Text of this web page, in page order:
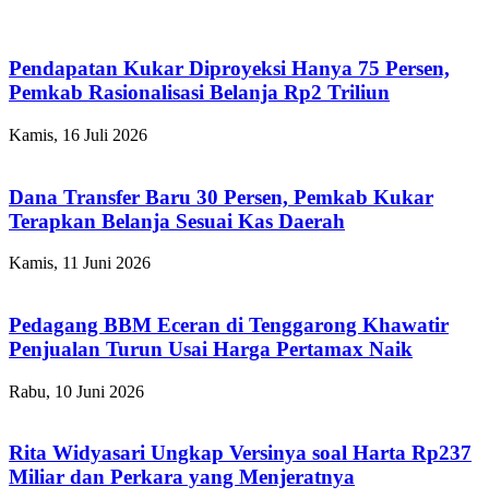
Pendapatan Kukar Diproyeksi Hanya 75 Persen,
Pemkab Rasionalisasi Belanja Rp2 Triliun
Kamis, 16 Juli 2026
Dana Transfer Baru 30 Persen, Pemkab Kukar
Terapkan Belanja Sesuai Kas Daerah
Kamis, 11 Juni 2026
Pedagang BBM Eceran di Tenggarong Khawatir
Penjualan Turun Usai Harga Pertamax Naik
Rabu, 10 Juni 2026
Rita Widyasari Ungkap Versinya soal Harta Rp237
Miliar dan Perkara yang Menjeratnya